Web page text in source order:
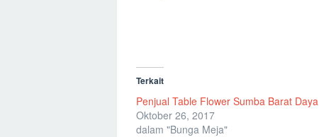
Terkait
Penjual Table Flower Sumba Barat Daya
Oktober 26, 2017
dalam "Bunga Meja"